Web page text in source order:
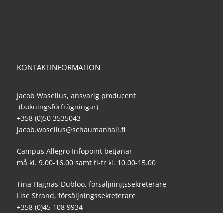
KONTAKTINFORMATION
Jacob Waselius, ansvarig producent
(bokningsförfrågningar)
+358 (0)50 3535043
jacob.waselius@schaumanhall.fi
Campus Allegro Infopoint betjänar
må kl. 9.00-16.00 samt ti-fr kl. 10.00-15.00
Tina Hagnäs-Dubloo, försäljningssekreterare
Lise Strand, försäljningssekreterare
+358 (0)45 108 9934